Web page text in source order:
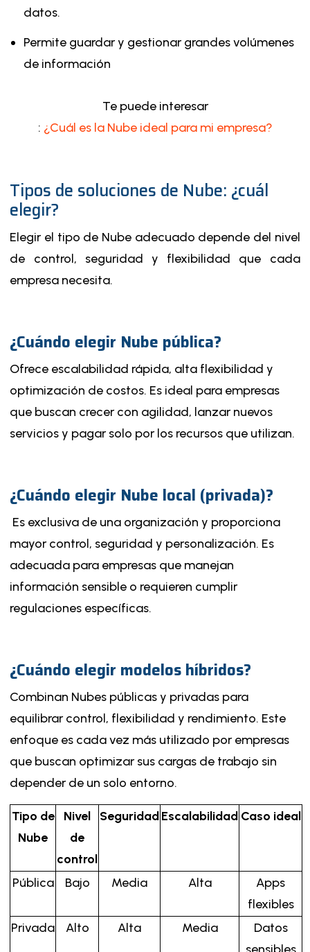
datos.
Permite guardar y gestionar grandes volúmenes
de información
Te puede interesar
: ¿Cuál es la Nube ideal para mi empresa?
Tipos de soluciones de Nube: ¿cuál
elegir?
Elegir el tipo de Nube adecuado depende del nivel
de control, seguridad y flexibilidad que cada
empresa necesita.
¿Cuándo elegir Nube pública?
Ofrece escalabilidad rápida, alta flexibilidad y
optimización de costos. Es ideal para empresas
que buscan crecer con agilidad, lanzar nuevos
servicios y pagar solo por los recursos que utilizan.
¿Cuándo elegir Nube local (privada)?
Es exclusiva de una organización y proporciona
mayor control, seguridad y personalización. Es
adecuada para empresas que manejan
información sensible o requieren cumplir
regulaciones específicas.
¿Cuándo elegir modelos híbridos?
Combinan Nubes públicas y privadas para
equilibrar control, flexibilidad y rendimiento. Este
enfoque es cada vez más utilizado por empresas
que buscan optimizar sus cargas de trabajo sin
depender de un solo entorno.
Tipo de
Nube
Nivel
de
control
SeguridadEscalabilidad Caso ideal
Pública Bajo Media Alta
Apps
flexibles
Privada
Alto Alta Media
Datos